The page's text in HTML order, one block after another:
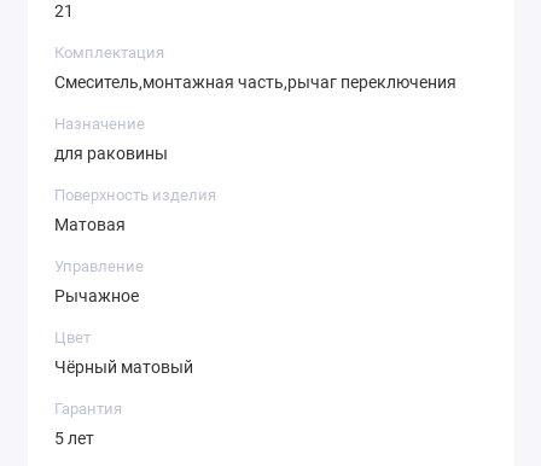
21
Комплектация
Смеситель,монтажная часть,рычаг переключения
Назначение
для раковины
Поверхность изделия
Матовая
Управление
Рычажное
Цвет
Чёрный матовый
Гарантия
5 лет